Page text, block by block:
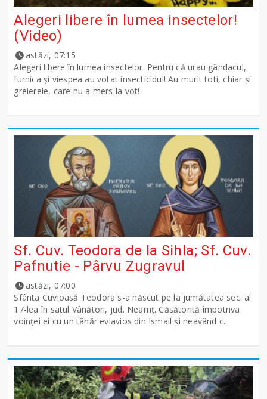
Alegeri libere în lumea insectelor!
(Video)
astăzi, 07:15
Alegeri libere în lumea insectelor. Pentru că urau gândacul,
furnica și viespea au votat insecticidul! Au murit toti, chiar și
greierele, care nu a mers la vot!
Sf. Cuv. Teodora de la Sihla; Sf. Cuv.
Pafnutie - Pârvu Zugravul
astăzi, 07:00
Sfânta Cuvioasă Teodora s-a născut pe la jumătatea sec. al
17-lea în satul Vânători, jud. Neamţ. Căsătorită împotriva
voinţei ei cu un tânăr evlavios din Ismail şi neavând c...